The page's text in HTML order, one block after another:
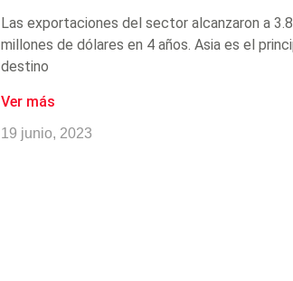
Las exportaciones del sector alcanzaron a
millones de dólares en 4 años. Asia es el
destino
Ver más
19 junio, 2023